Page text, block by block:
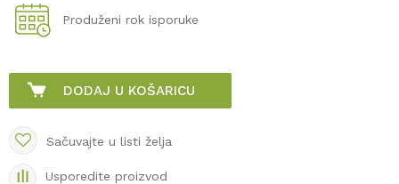
Produženi rok isporuke
DODAJ U KOŠARICU
Sačuvajte u listi želja
Usporedite proizvod